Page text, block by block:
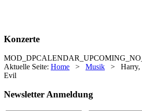
Konzerte
Aktuelle Seite: Home > Musik > Harry,
Evil
Newsletter Anmeldung